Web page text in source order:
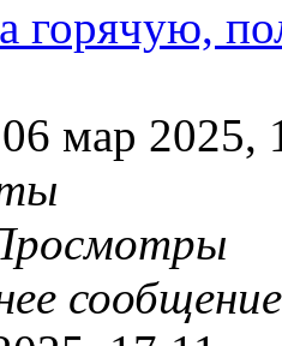
горячую,
мар 2025,